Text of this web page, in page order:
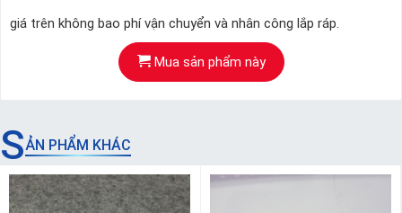
giá trên không bao phí vận chuyển và nhân công lắp ráp.
Mua sản phẩm này
SẢN PHẨM KHÁC